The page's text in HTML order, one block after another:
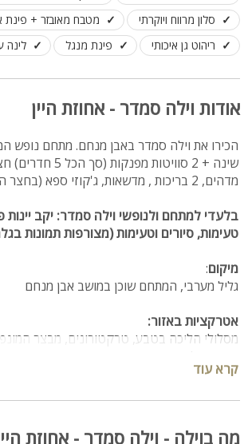
סלון מרווח ויוקרתי
מטבח מאובזר + פינת
ריהוט גן איכותי
פינת מנגל לינה עד
אודות וילה סמדר - אחוזת היין
שינה + 2 סוויטות
מדהים, 2 בריכות , מדשאות, ג'קוזי ספא (בחצר הצימרים)
בלעדי למתחם ולנופשי וילה סמדר: יקב יינות
טעימות, סיורים וטעימות (מצורפות תמונות
מיקום:
גליל מערבי, המתחם שוכן במושב אבן מנחם
אטרקציות באזור:
מסלולי הליכה בטבע, טרקטורונים, מבצר
קרא עוד
מה בוילה - וילה סמדר - אחוזת